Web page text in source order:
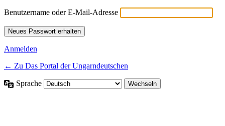
Benutzername oder E-Mail-Adresse
Anmelden
← Zu Das Portal der Ungarndeutschen
Sprache